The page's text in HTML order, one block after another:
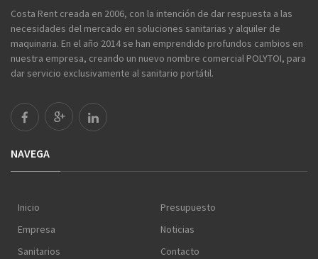
Costa Rent creada en 2006, con la intención de dar respuesta a las
necesidades del mercado en soluciones sanitarias y alquiler de
maquinaria. En el año 2014 se han emprendido profundos cambios en
nuestra empresa, creando un nuevo nombre comercial POLYTOI, para
dar servicio exclusivamente al sanitario portátil.
NAVEGA
Inicio
Empresa
Sanitarios
Presupuesto
Noticias
Contacto